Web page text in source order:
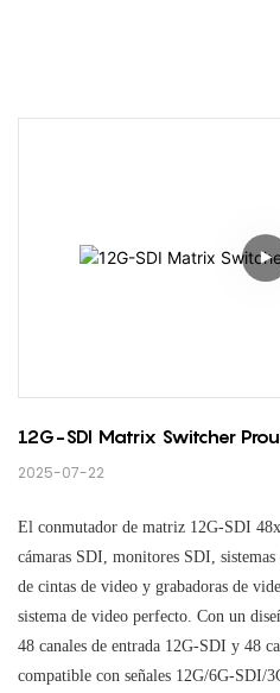
12G-SDI Matrix Switcher
2025-07-22
El conmutador de matriz 12G-SDI
cámaras SDI, monitores SDI,
de cintas de video y grabadoras de
sistema de video perfecto. Con un
48 canales de entrada 12G-SDI y 48
compatible con señales 12G/6G-